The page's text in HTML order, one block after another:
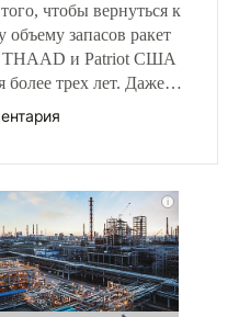
чтобы вернуться к
объему запасов ракет
THAAD и Patriot США
более трех лет. Даже
с Ираном
американские
США, например, перед